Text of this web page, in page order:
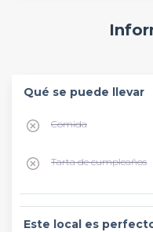
Qué se puede llevar
Comida
Tarta de cumpleaños
Este local es